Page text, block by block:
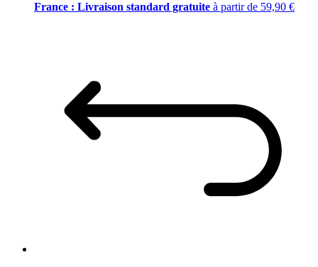
France : Livraison standard gratuite à partir de 59,90 €